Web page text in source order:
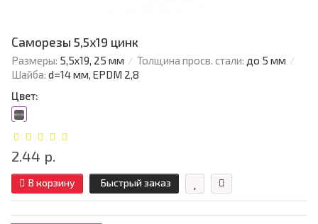
Саморезы 5,5х19 цинк
Размеры: 5,5х19, 25 мм Толщина просв. стали: до 5 мм
Шайба: d=14 мм, EPDM 2,8
Цвет:
2.44 р.
В корзину Быстрый заказ